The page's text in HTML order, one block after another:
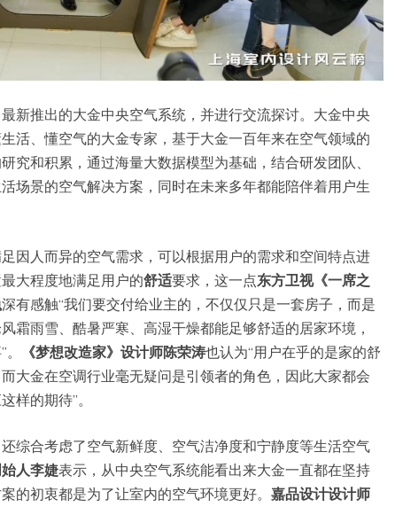
新推出的大金中央空气系统，并进行交流探讨。大金中央
活、懂空气的大金专家，基于大金一百年来在空气领域的
究和积累，通过海量大数据模型为基础，结合研发团队、
场景的空气解决方案，同时在未来多年都能陪伴着用户生
因人而异的空气需求，可以根据用户的需求和空间特点进
大程度地满足用户的舒适要求，这一点东⽅卫视《⼀席之
深有感触“我们要交付给业主的，不仅仅只是一套房子，而是
霜雨雪、酷暑严寒、高湿干燥都能足够舒适的居家环境，
《梦想改造家》设计师陈荣涛也认为“用户在乎的是家的舒
大金在空调行业毫无疑问是引领者的角色，因此大家都会
样的期待”。
综合考虑了空气新鲜度、空气洁净度和宁静度等生活空气
人李婕表示，从中央空气系统能看出来大金一直都在坚持
的初衷都是为了让室内的空气环境更好。 嘉品设计设计师